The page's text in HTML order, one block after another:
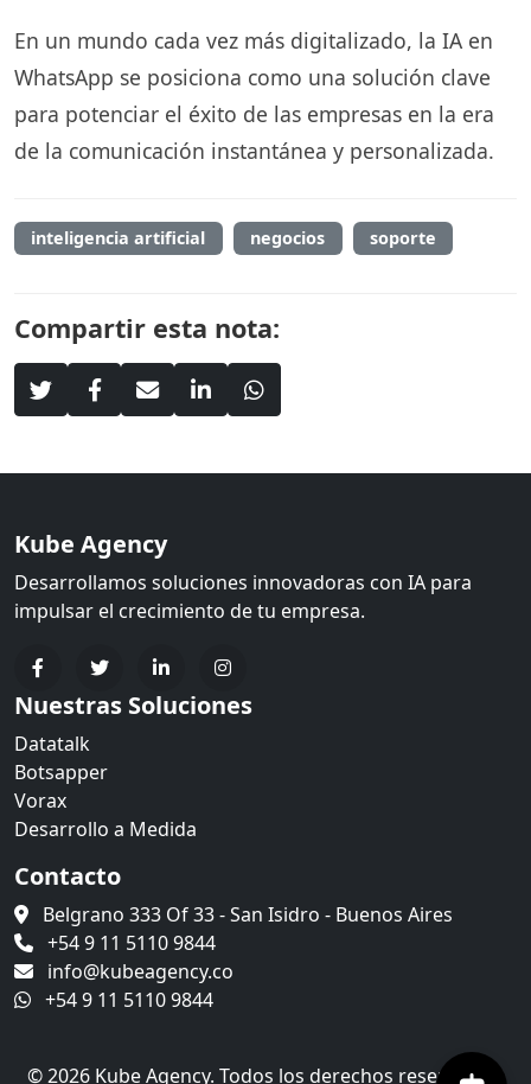
En un mundo cada vez más digitalizado, la IA en
WhatsApp se posiciona como una solución clave
para potenciar el éxito de las empresas en la era
de la comunicación instantánea y personalizada.
inteligencia artificial negocios soporte
Compartir esta nota:
Kube Agency
Desarrollamos soluciones innovadoras con IA para
impulsar el crecimiento de tu empresa.
Nuestras Soluciones
Datatalk
Botsapper
Vorax
Desarrollo a Medida
Contacto
Belgrano 333 Of 33 - San Isidro - Buenos Aires
+54 9 11 5110 9844
info@kubeagency.co
+54 9 11 5110 9844
© 2026 Kube Agency. Todos los derechos reservados.